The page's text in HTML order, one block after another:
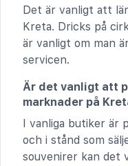
Det är vanligt att
Kreta. Dricks på
är vanligt om man
servicen.
Är det vanligt att
marknader på
I vanliga butiker är
och i stånd som
souvenirer kan det